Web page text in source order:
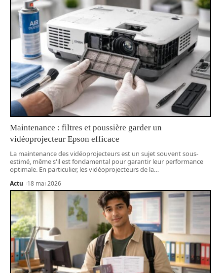
Maintenance : filtres et poussière garder un
vidéoprojecteur Epson efficace
La maintenance des vidéoprojecteurs est un sujet souvent sous-
estimé, même s'il est fondamental pour garantir leur performance
optimale. En particulier, les vidéoprojecteurs de la…
Actu 18 mai 2026